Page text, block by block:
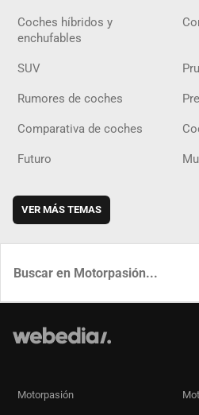
Coches híbridos y
enchufables
SUV
Rumores de coches
Comparativa de coches
Futuro
VER MÁS TEMAS
Motorpasión